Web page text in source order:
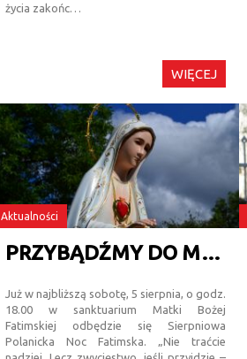
życia zakońc…
WIĘCEJ
Aktualności
PRZYBĄDŹMY DO MARYI
Już w najbliższą sobotę, 5 sierpnia, o godz.
18.00 w sanktuarium Matki Bożej
Fatimskiej odbędzie się Sierpniowa
Polanicka Noc Fatimska. „Nie traćcie